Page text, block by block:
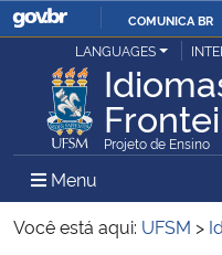
COMUNICA BR
Ministério da Justiça e Segurança
Ministério da Defesa
Ministério das Relações Exteriores
LANGUAGES
Projeto de Ensino
Menu Menu
Você está aqui: UFSM >